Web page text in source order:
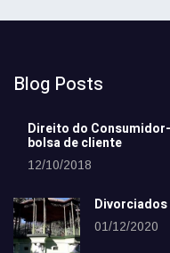
Blog Posts
Direito do
bolsa de cliente
12/10/2018
01/12/2020